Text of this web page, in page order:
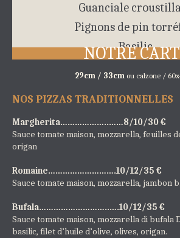
Guanciale
Pignons de pin
Basilic.
NOTRE
29cm / 33cm ou calzone /
NOS PIZZAS TRADITIONNELLES
Margherita………………..……8/10/30 €
Sauce tomate maison, mozzarella, feuilles
origan
Romaine……………………….10/12/35 €
Sauce tomate maison, mozzarella, jambon
Bufala………………………..….10/12/35 €
Sauce tomate maison, mozzarella di bufala
basilic, filet d’huile d’olive, olives, origan.